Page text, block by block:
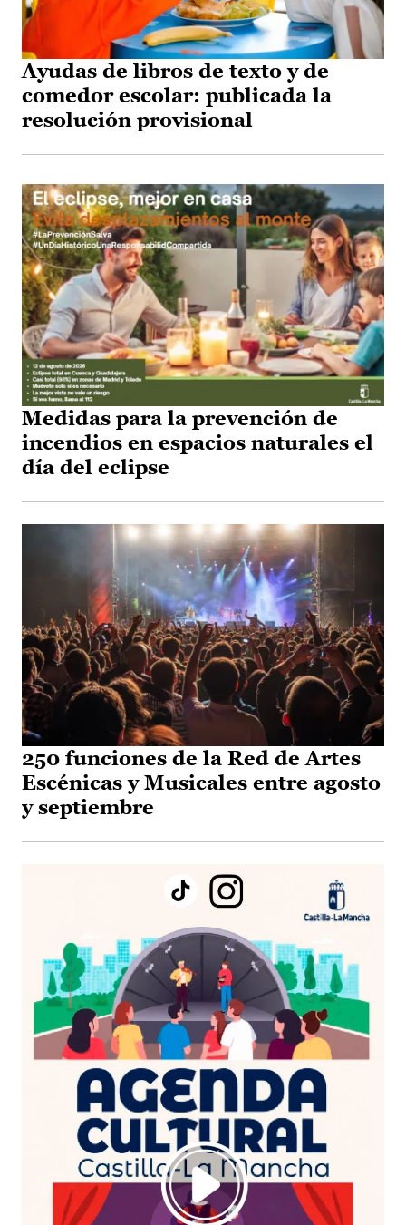
Ayudas de libros de texto y de
comedor escolar: publicada la
resolución provisional
Medidas para la prevención de
incendios en espacios naturales el
día del eclipse
250 funciones de la Red de Artes
Escénicas y Musicales entre agosto
y septiembre